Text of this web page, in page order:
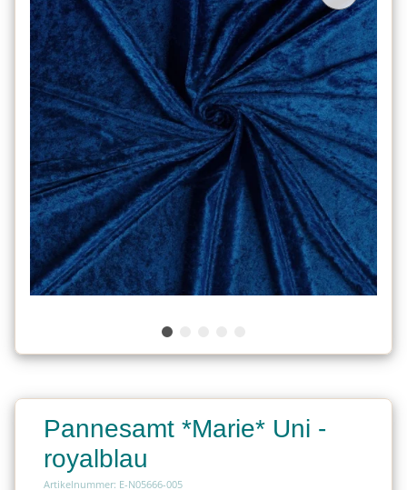
Pannesamt *Marie* Uni -
royalblau
Artikelnummer: E-N05666-005